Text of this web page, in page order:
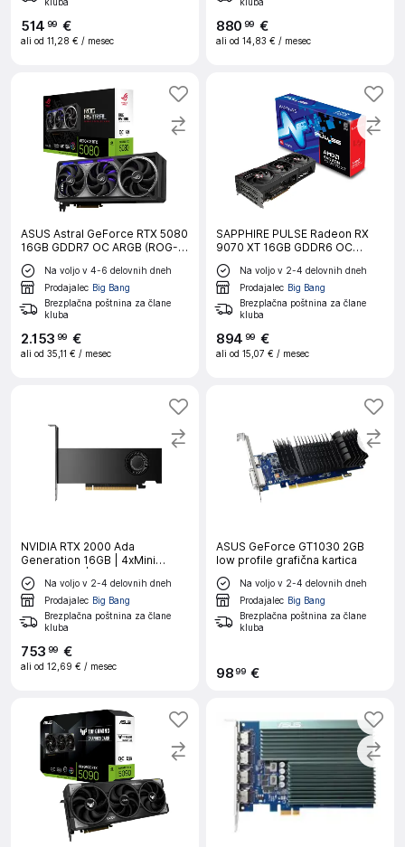
514 99 €
ali od 11,28 € / mesec
880 99 €
ali od 14,83 € / mesec
ASUS Astral GeForce RTX 5080
16GB GDDR7 OC ARGB (ROG-
ASTRAL-RTX5080-O16G-
GAMING) gaming grafična
kartica
Na voljo v 4-6 delovnih dneh
Prodajalec Big Bang
Brezplačna poštnina za člane
kluba
2.153 99 €
ali od 35,11 € / mesec
SAPPHIRE PULSE Radeon RX
9070 XT 16GB GDDR6 OC
gaming grafična kartica
Na voljo v 2-4 delovnih dneh
Prodajalec Big Bang
Brezplačna poštnina za člane
kluba
894 99 €
ali od 15,07 € / mesec
NVIDIA RTX 2000 Ada
Generation 16GB | 4xMini
Displayport | Blower Grafična
KarticaNa voljo v 2-4 delovnih dneh
Prodajalec Big Bang
Brezplačna poštnina za člane
kluba
753 99 €
ali od 12,69 € / mesec
ASUS GeForce GT1030 2GB
low profile grafična kartica
Na voljo v 2-4 delovnih dneh
Prodajalec Big Bang
Brezplačna poštnina za člane
kluba
9899 €